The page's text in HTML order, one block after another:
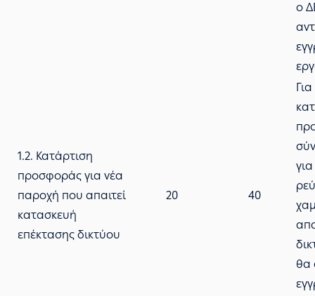
ο
1.2. Κατάρτιση
προσφοράς για νέα
παροχή που απαιτεί
κατασκευή
επέκτασης δικτύου
20 40
θα